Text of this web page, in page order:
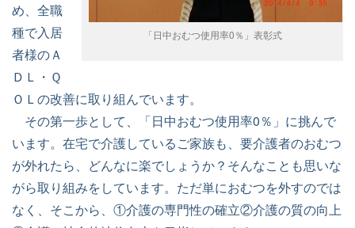
「日中おむつ使用率0％」表彰式
め、全職
種で入居
者様のＡ
ＤＬ・Ｑ
ＯＬの改善に取り組んでいます。
その第一歩として、「日中おむつ使用率0％」に挑んで
います。在宅で介護しているご家族も、要介護者のおむつ
が外れたら、どんなに楽でしょうか？そんなことも思いな
がら取り組みをしています。ただ単におむつを外すのでは
なく、そこから、①介護の専門性の確立②介護の質の向上